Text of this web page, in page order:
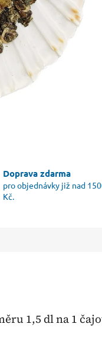
Doprava zdarma
pro objednávky již nad
Kč.
1,5 dl na 1